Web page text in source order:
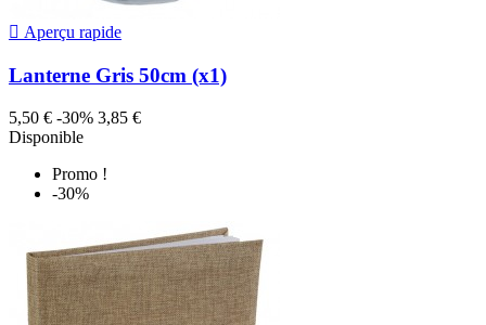
 Aperçu rapide
Lanterne Gris 50cm (x1)
5,50 € -30% 3,85 €
Disponible
Promo !
-30%